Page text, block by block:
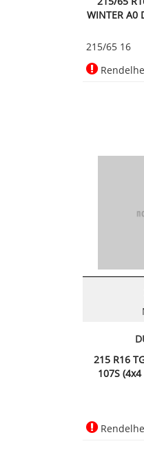
WINTER A0
215/65 16
215 R16
107S